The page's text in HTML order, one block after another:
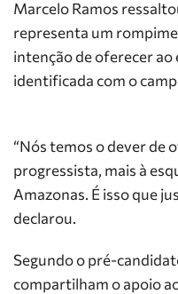
Marcelo Ramos
representa um
intenção de oferecer
identificada com o
“Nós temos o dever de
progressista, mais à
Amazonas. É isso que
declarou.
Segundo o pré-
compartilham o apoio